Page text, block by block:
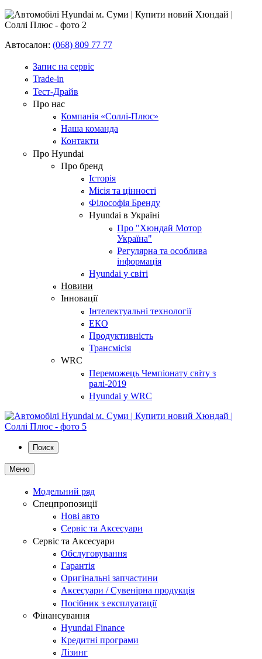
Автосалон: (068) 809 77 77
Запис на сервіс
Trade-in
Тест-Драйв
Про нас
Компанія «Соллі-Плюс»
Наша команда
Контакти
Про Hyundai
Про бренд
Історія
Місія та цінності
Філософія Бренду
Hyundai в Україні
Про "Хюндай Мотор
Україна"
Регулярна та особлива
інформація
Hyundai у світі
Новини
Інновації
Інтелектуальні технології
ЕКО
Продуктивність
Трансмісія
WRC
Переможець Чемпіонату світу з
ралі-2019
Hyundai у WRC
Поиск
Меню
Модельний ряд
Спецпропозиції
Нові авто
Сервіс та Аксесуари
Сервіс та Аксесуари
Обслуговування
Гарантія
Оригінальні запчастини
Аксесуари / Сувенірна продукція
Посібник з експлуатації
Фінансування
Hyundai Finance
Кредитні програми
Лізинг